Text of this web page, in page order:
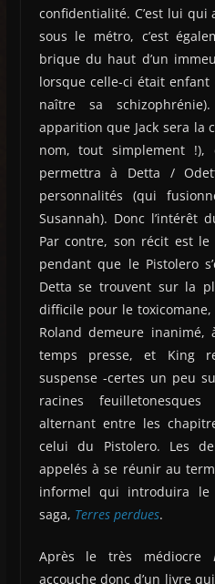
confidentialité. C’est lui
sous le métro, c’est
brique du haut d’un
lorsque celle-ci était
naître sa
apparition que Jack sera la
nom, tout simplement
permettra à Detta /
personnalités (qui
Susannah). Donc l’intérêt
Par contre, son récit est
pendant que le Pistolero
Detta se trouvent sur la
difficile pour le
Roland demeure inanimé,
temps presse, et King
suspense -certes un peu
racines
alternant entre les
celui du Pistolero. Les
appelés à se réunir au
informel qui introduira
saga, Terres perdues.
Après le très médiocre
accouche donc d’un livre